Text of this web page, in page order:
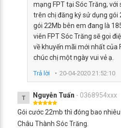
mạng FPT tại Sóc Trăng,
trên chị đăng ký sử dụng gói
gói 22Mb bên em đang là
viên FPT Sóc Trăng sẽ gọi
về khuyến mãi mới nhất của
chúc chị một ngày vui vẻ ạ.
Trả lời 20-04-2020 21:52:10
T Nguyễn Tuấn - 0368954xxx
Gói cước 22mb thì đóng bao
Châu Thành Sóc Trăng.